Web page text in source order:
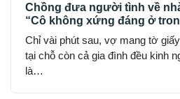
Chồng đưa người tình về
“Cô không xứng đáng ở
Chỉ vài phút sau, vợ mang tờ
tại chỗ còn cả gia đình đều kinh
là…